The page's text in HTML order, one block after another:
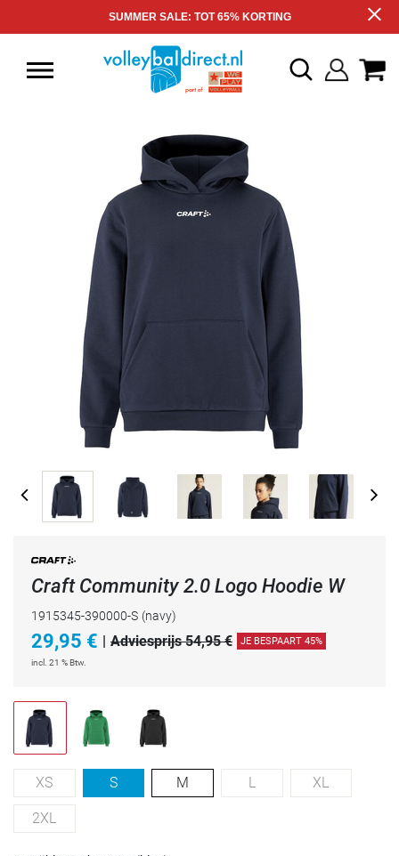
SUMMER SALE: TOT 65% KORTING
Craft Community 2.0 Logo Hoodie W
1915345-390000-S (navy)
29,95 € | Adviesprijs 54,95 € JE BESPAART 45%
incl. 21 % Btw.
XS S M L XL
2XL